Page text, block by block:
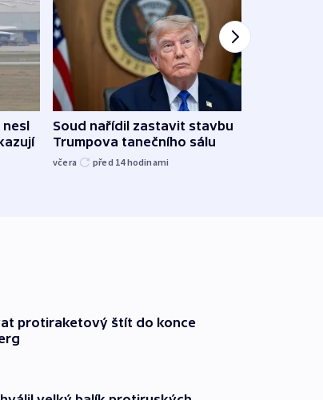
nesl
Soud nařídil zastavit stavbu
Trumpova tanečního sálu
včera před 14hodinami
protiraketový štít do konce